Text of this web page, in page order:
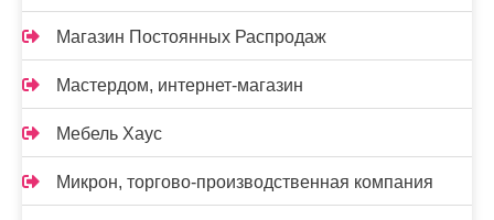
Магазин Постоянных Распродаж
Мастердом, интернет-магазин
Мебель Хаус
Микрон, торгово-производственная компания